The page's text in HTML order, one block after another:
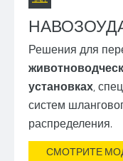
Решения для
установках,
систем
распределения.
СМОТРИТЕ